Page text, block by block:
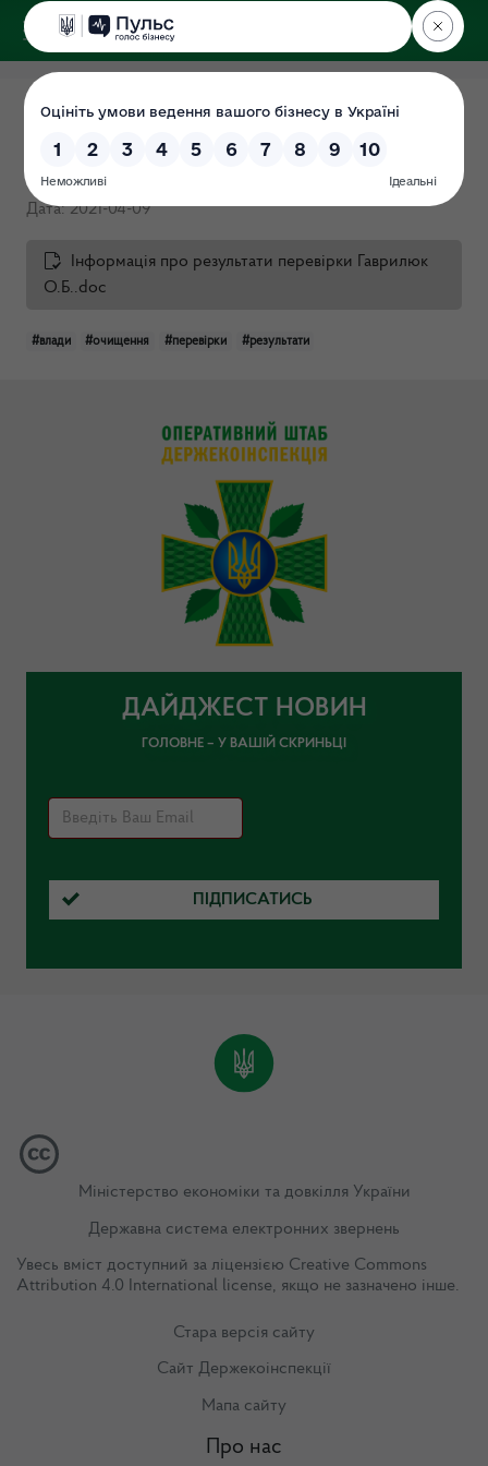
ДЕРЖЕКОІНСПЕКЦІЯ
у Хмельницькій області
Інформація про результати
перевірки Гаврилюк О.Б.
Дата: 2021-04-09
Інформація про результати перевірки Гаврилюк
О.Б..doc
#влади #очищення #перевірки #результати
ДАЙДЖЕСТ НОВИН
ГОЛОВНЕ – У ВАШІЙ СКРИНЬЦІ
ПІДПИСАТИСЬ
Міністерство економіки та довкілля України
Державна система електронних звернень
Увесь вміст доступний за ліцензією Creative Commons
Attribution 4.0 International license, якщо не зазначено інше.
Стара версія сайту
Сайт Держекоінспекції
Мапа сайту
Про нас